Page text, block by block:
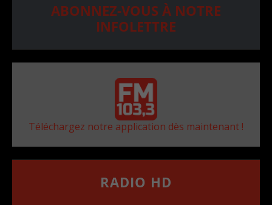
ABONNEZ-VOUS À NOTRE
INFOLETTRE
Téléchargez notre application dès maintenant !
RADIO HD